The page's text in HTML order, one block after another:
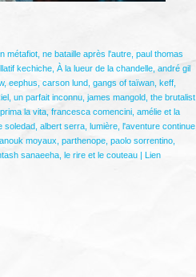
métafiot, ne bataille après l'autre, paul thomas
kechiche, À la lueur de la chandelle, andré gil
, eephus carson lund, gangs of taïwan, keff,
, un parfait inconnu, james mangold, the brutalist,
prima la vita, francesca comencini, amélie et la
soledad, albert serra, lumière, l'aventure continue,
anouk moyaux parthenope, paolo sorrentino,
sanaeeha, le rire et le couteau| Lien